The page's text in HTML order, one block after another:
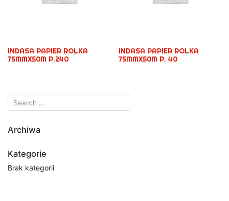
INDASA PAPIER ROLKA
75MMX50M P.240
INDASA PAPIER ROLKA
75MMX50M P. 40
Archiwa
Kategorie
Brak kategorii